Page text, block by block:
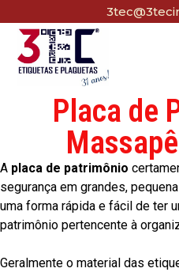
Placa de
A placa de patrimônio
segurança em grandes,
uma forma rápida e fácil de ter
patrimônio pertencente à
Geralmente o material das